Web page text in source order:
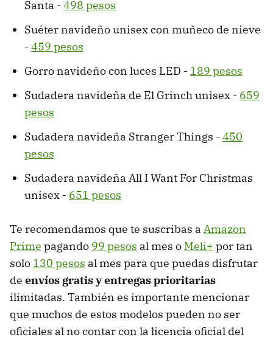
Santa - 498 pesos
Suéter navideño unisex con muñeco de nieve
- 459 pesos
Gorro navideño con luces LED - 189 pesos
Sudadera navideña de El Grinch unisex - 659
pesos
Sudadera navideña Stranger Things - 450
pesos
Sudadera navideña All I Want For Christmas
unisex - 651 pesos
Te recomendamos que te suscribas a Amazon
Prime pagando 99 pesos al mes o Meli+ por tan
solo 130 pesos al mes para que puedas disfrutar
de envíos gratis y entregas prioritarias
ilimitadas. También es importante mencionar
que muchos de estos modelos pueden no ser
oficiales al no contar con la licencia oficial del